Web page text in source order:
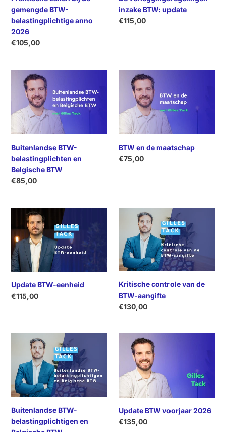
e
anno
2026
gemengde BTW-
belastingplichtige anno
2026
Normale
€105,00
inzake BTW: update
Normale
€115,00
Buitenlandse
BTW-
belastingplichten
en
Belgische
BTW
Buitenlandse BTW-
belastingplichten en
Belgische BTW
Normale
€85,00
BTW
maatschap
BTW en de maatschap
Normale
€75,00
Update
BTW-
eenheid
Update BTW-eenheid
Normale
€115,00
Kritische
controle
de
BTW-
aangifte
Kritische controle van de
BTW-aangifte
Normale
€130,00
Buitenlandse
BTW-
belastingplichtigen
en
Belgische
BTW
Buitenlandse BTW-
belastingplichtigen en
Update
BTW
voorjaar
2026
Update BTW voorjaar 2026
Normale
€135,00